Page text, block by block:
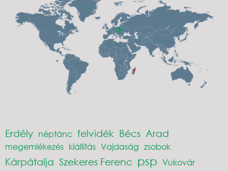
Erdély néptánc felvidék Bécs Arad
megemlékezés kiállítás Vajdaság zsobok
Kárpátalja Szekeres Ferenc psp Vukovár